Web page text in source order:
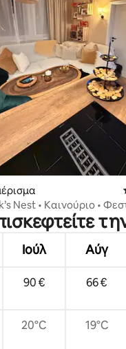
στα 5, 40 κριτικές
Nest • Καινούριο •
• Δωρεάν
Ιούλ Αύγ
90 € 66 €
20°C 19°C